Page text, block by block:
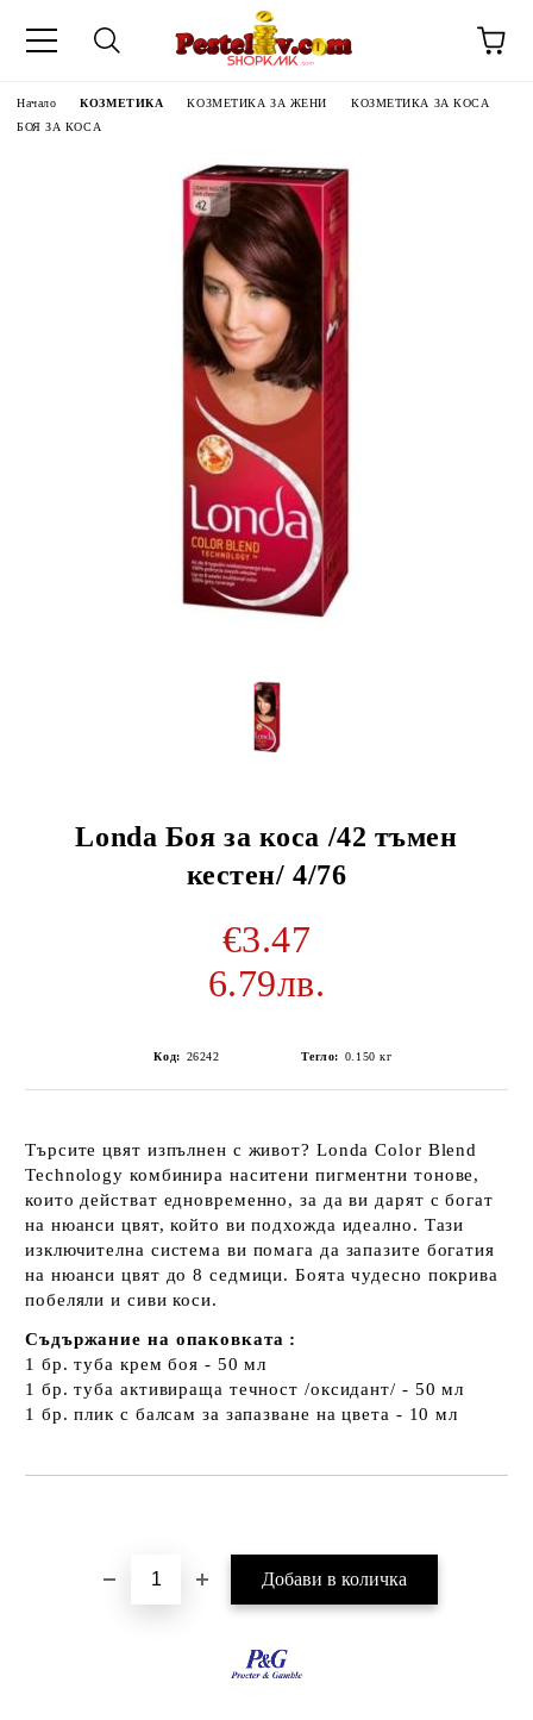
Начало КОЗМЕТИКА КОЗМЕТИКА ЗА ЖЕНИ
КОЗМЕТИКА ЗА КОСА
БОЯ ЗА КОСА
Londa Боя за коса /42 тъмен
кестен/ 4/76
€3.47
6.79лв.
Код: 26242 Тегло: 0.150 кг
Търсите цвят изпълнен с живот? Londa Color Blend
Technology комбинира наситени пигментни тонове,
които действат едновременно, за да ви дарят с богат
на нюанси цвят, който ви подхожда идеално. Тази
изключителна система ви помага да запазите богатия
на нюанси цвят до 8 седмици. Боята чудесно покрива
побеляли и сиви коси.
Съдържание на опаковката :
1 бр. туба крем боя - 50 мл
1 бр. туба активираща течност /оксидант/ - 50 мл
1 бр. плик с балсам за запазване на цвета - 10 мл